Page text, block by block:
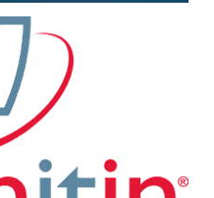
(πτυχιακές/
μεταπτυχιακές
διατριβές),
βιβλία